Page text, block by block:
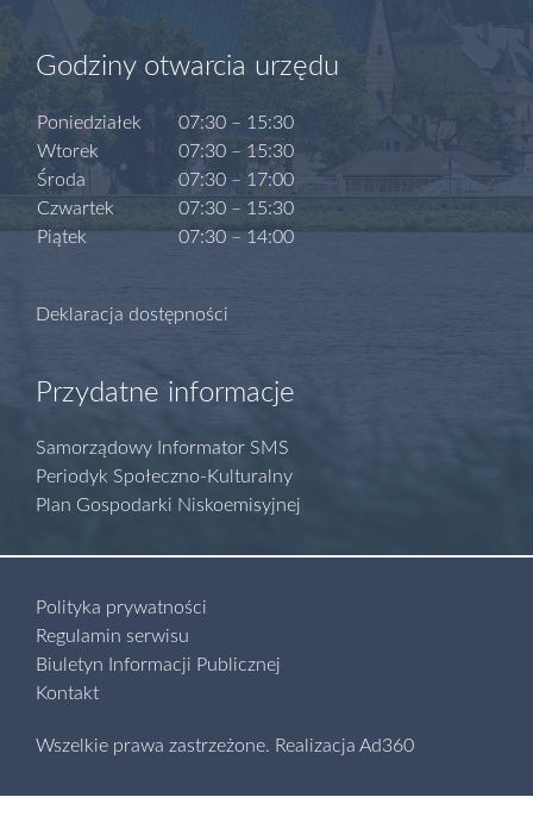
Godziny otwarcia urzędu
Poniedziałek
Wtorek
Środa
Czwartek
Piątek
07:30 – 15:30
07:30 – 15:30
07:30 – 17:00
07:30 – 15:30
07:30 – 14:00
Deklaracja dostępności
Przydatne informacje
Samorządowy Informator SMS
Periodyk Społeczno-Kulturalny
Plan Gospodarki Niskoemisyjnej
Polityka prywatności
Regulamin serwisu
Biuletyn Informacji Publicznej
Kontakt
Wszelkie prawa zastrzeżone. Realizacja Ad360